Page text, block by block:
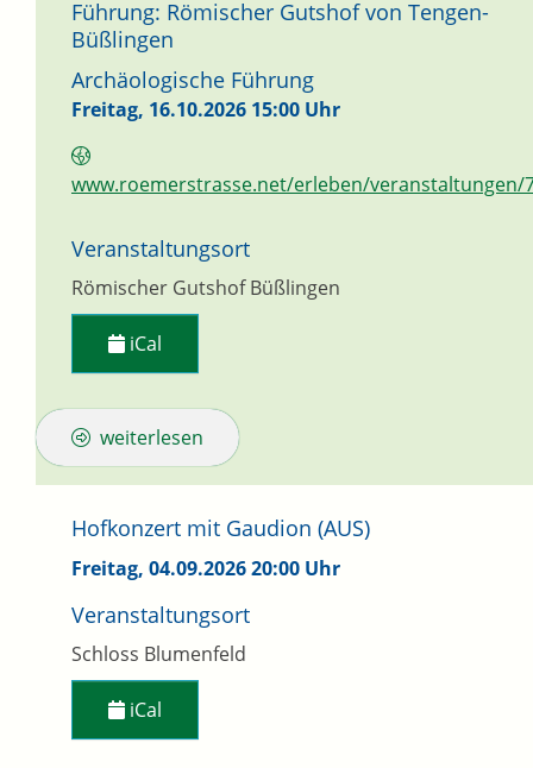
Führung: Römischer Gutshof von Tengen-
Büßlingen
Archäologische Führung
Freitag, 16.10.2026 15:00 Uhr
www.roemerstrasse.net/erleben/veranstaltungen/
Veranstaltungsort
Römischer Gutshof Büßlingen
iCal
weiterlesen
Hofkonzert mit Gaudion (AUS)
Freitag, 04.09.202620:00 Uhr
Veranstaltungsort
Schloss Blumenfeld
iCal